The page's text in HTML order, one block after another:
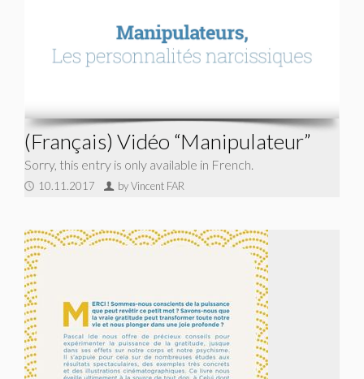
(Français) Vidéo “Manipulateur”
Sorry, this entry is only available in French.
10.11.2017 byVincent FAR